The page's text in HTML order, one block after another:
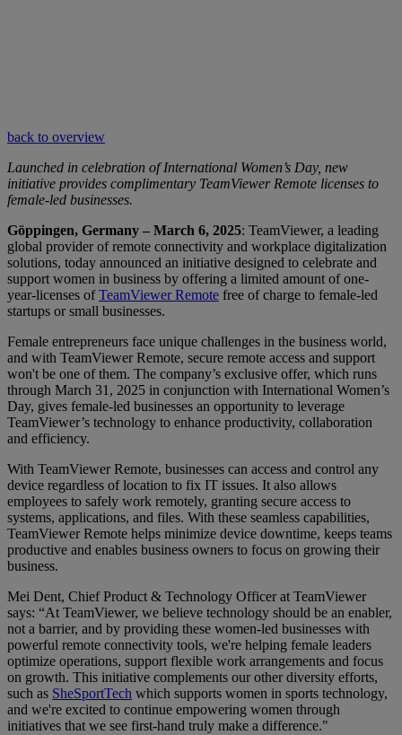
back to overview
Launched in celebration of International Women’s Day, new
initiative provides complimentary TeamViewer Remote licenses to
female-led businesses.
Göppingen, Germany – March 6, 2025: TeamViewer, a leading
global provider of remote connectivity and workplace digitalization
solutions, today announced an initiative designed to celebrate and
support women in business by offering a limited amount of one-
year-licenses ofTeamViewer Remote free of charge to female-led
startups or small businesses.
Female entrepreneurs face unique challenges in the business world,
and with TeamViewer Remote, secure remote access and support
won't be one of them. The company’s exclusive offer, which runs
through March 31, 2025 in conjunction with International Women’s
Day, gives female-led businesses an opportunity to leverage
TeamViewer’s technology to enhance productivity, collaboration
and efficiency.
With TeamViewer Remote, businesses can access and control any
device regardless of location to fix IT issues. It also allows
employees to safely work remotely, granting secure access to
systems, applications, and files. With these seamless capabilities,
TeamViewer Remote helps minimize device downtime, keeps teams
productive and enables business owners to focus on growing their
business.
Mei Dent, Chief Product & Technology Officer at TeamViewer
says: “At TeamViewer, we believe technology should be an enabler,
not a barrier, and by providing these women-led businesses with
powerful remote connectivity tools, we're helping female leaders
optimize operations, support flexible work arrangements and focus
on growth. This initiative complements our other diversity efforts,
such as SheSportTech which supports women in sports technology,
and we're excited to continue empowering women through
initiatives that we see first-hand truly make a difference."